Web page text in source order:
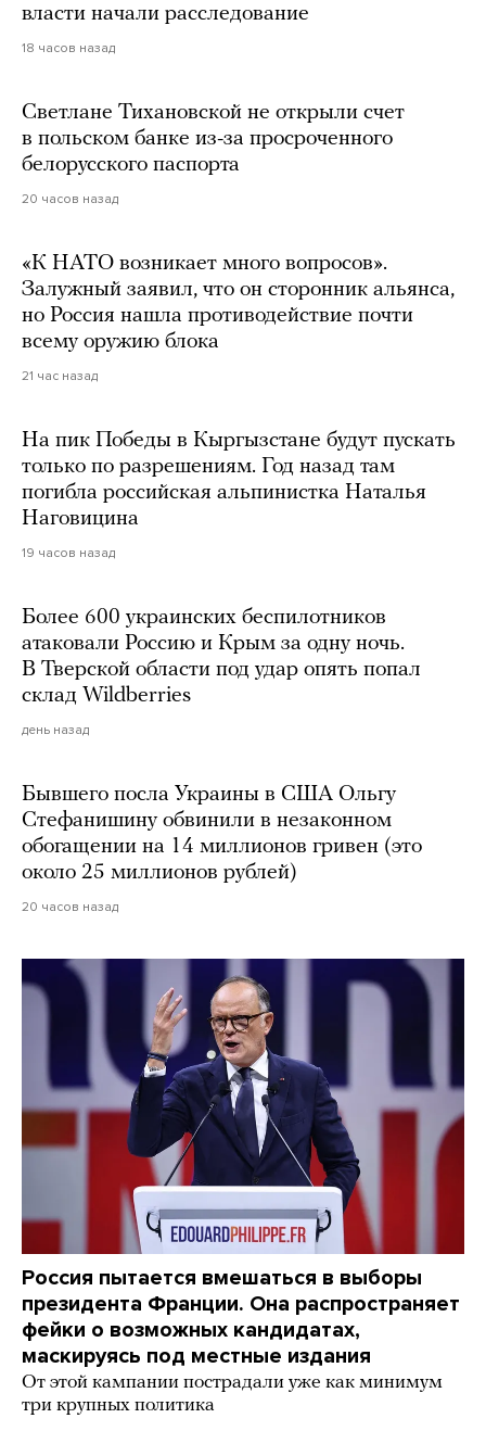
власти начали расследование
18 часов назад
Светлане Тихановской не открыли счет
в польском банке из-за просроченного
белорусского паспорта
20 часов назад
«К НАТО возникает много вопросов».
Залужный заявил, что он сторонник альянса,
но Россия нашла противодействие почти
всему оружию блока
21 час назад
На пик Победы в Кыргызстане будут пускать
только по разрешениям. Год назад там
погибла российская альпинистка Наталья
Наговицина
19 часов назад
Более 600 украинских беспилотников
атаковали Россию и Крым за одну ночь.
В Тверской области под удар опять попал
склад Wildberries
день назад
Бывшего посла Украины в США Ольгу
Стефанишину обвинили в незаконном
обогащении на 14 миллионов гривен (это
около 25 миллионов рублей)
20 часов назад
Россия пытается вмешаться в выборы
президента Франции. Она распространяет
фейки о возможных кандидатах,
маскируясь под местные издания
От этой кампании пострадали уже как минимум
три крупных политика